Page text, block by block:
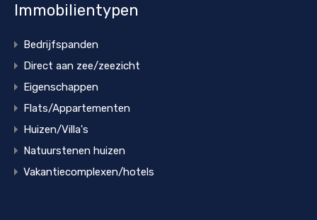
Immobilientypen
Bedrijfspanden
Direct aan zee/zeezicht
Eigenschappen
Flats/Appartementen
Huizen/Villa's
Natuurstenen huizen
Vakantiecomplexen/hotels